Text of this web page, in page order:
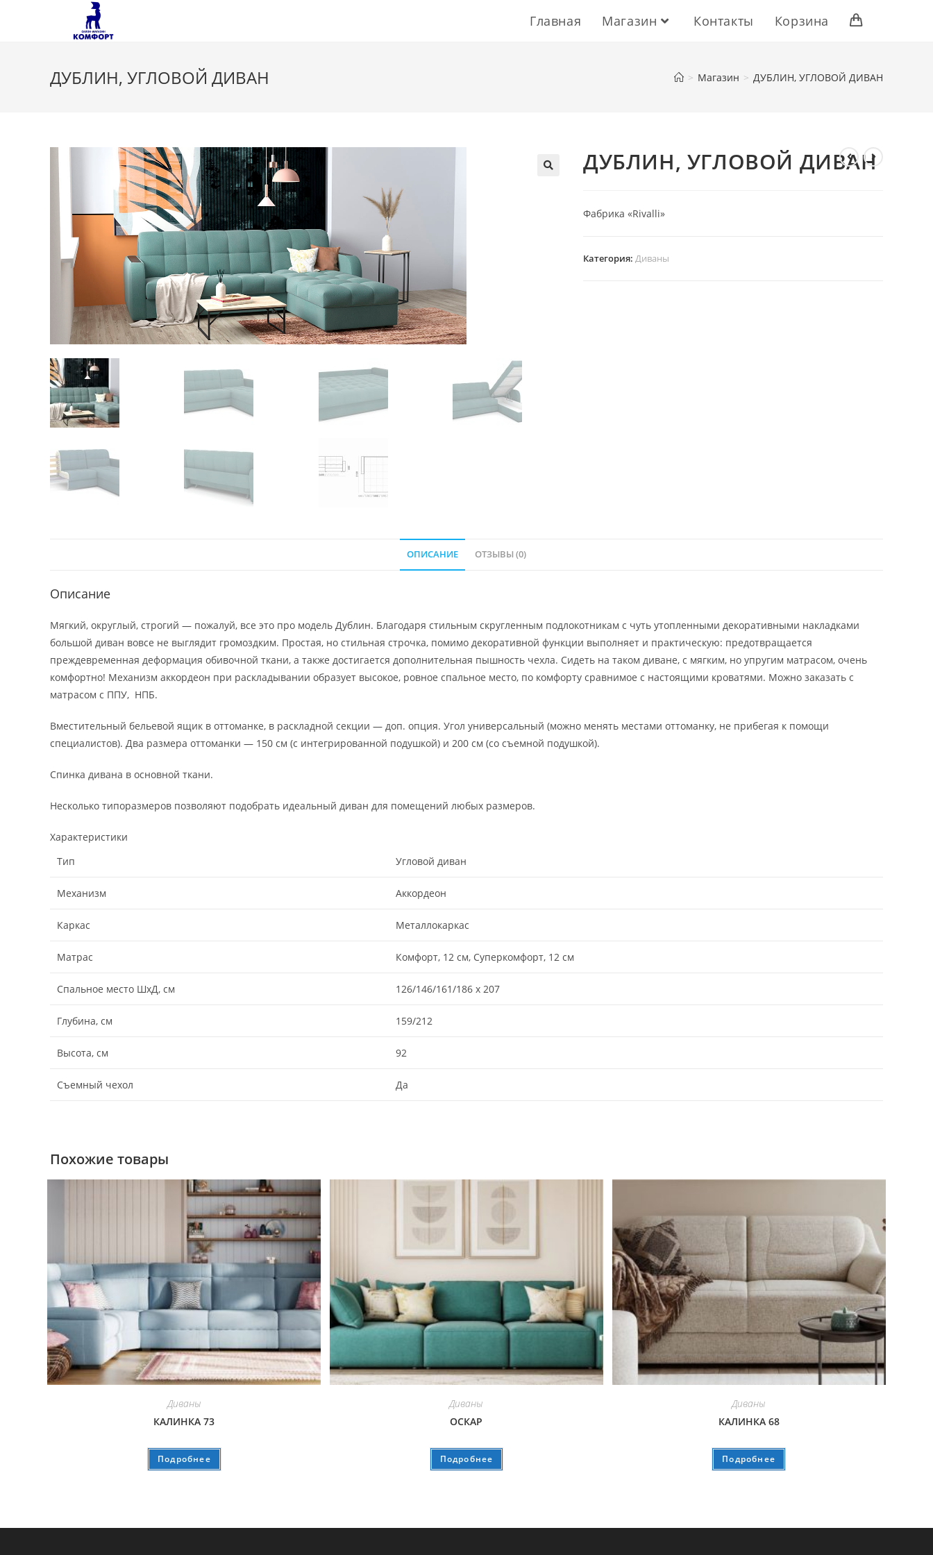
Главная Магазин Контакты Корзина
ДУБЛИН, УГЛОВОЙ ДИВАН > Магазин > ДУБЛИН, УГЛОВОЙ ДИВАН
ДУБЛИН, УГЛОВОЙ ДИВАН
Фабрика «Rivalli»
Категория: Диваны
ОПИСАНИЕ ОТЗЫВЫ (0)
Описание
Мягкий, округлый, строгий — пожалуй, все это про модель Дублин. Благодаря стильным скругленным подлокотникам с чуть утопленными декоративными накладками
большой диван вовсе не выглядит громоздким. Простая, но стильная строчка, помимо декоративной функции выполняет и практическую: предотвращается
преждевременная деформация обивочной ткани, а также достигается дополнительная пышность чехла. Сидеть на таком диване, с мягким, но упругим матрасом, очень
комфортно! Механизм аккордеон при раскладывании образует высокое, ровное спальное место, по комфорту сравнимое с настоящими кроватями. Можно заказать с
матрасом с ППУ, НПБ.
Вместительный бельевой ящик в оттоманке, в раскладной секции — доп. опция. Угол универсальный (можно менять местами оттоманку, не прибегая к помощи
специалистов). Два размера оттоманки — 150 см (с интегрированной подушкой) и 200 см (со съемной подушкой).
Спинка дивана в основной ткани.
Несколько типоразмеров позволяют подобрать идеальный диван для помещений любых размеров.
Характеристики
Тип
Угловой диван
Механизм Аккордеон
Каркас Металлокаркас
Матрас Комфорт, 12 см, Суперкомфорт, 12 см
Спальное место ШхД, см 126/146/161/186 х 207
Глубина, см 159/212
Высота, см 92
Съемный чехол Да
Похожие товары
Диваны
КАЛИНКА 73
Подробнее
Диваны
ОСКАР
Подробнее
Диваны
КАЛИНКА 68
Подробнее